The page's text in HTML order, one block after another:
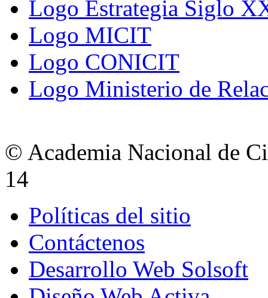
Logo Estrategia Siglo
Logo MICIT
Logo CONICIT
Logo Ministerio de
© Academia Nacional de
14
Políticas del sitio
Contáctenos
Desarrollo Web Solsoft